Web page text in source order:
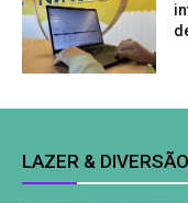
LAZER & DIVERSÃO